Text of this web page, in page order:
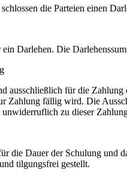
die Parteien einen
Darlehen. Die
ausschließlich für die Zahlung
Zahlung fällig wird. Die
zu dieser
Dauer der Schulung und
tilgungsfrei gestellt.